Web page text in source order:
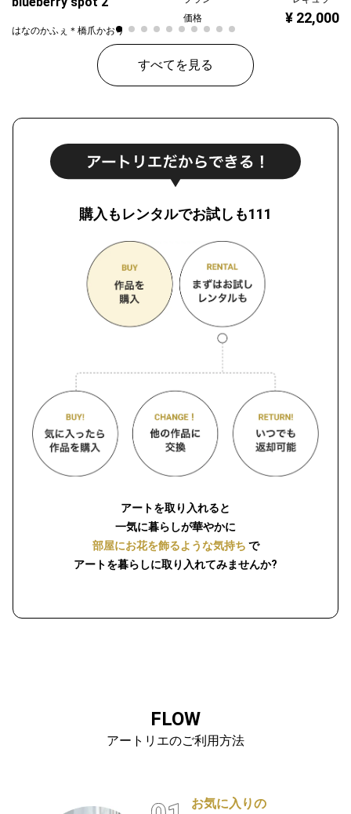
はなのかふぇ＊橋爪かおり
¥ 30,000
価格
¥ 22,000
すべてを見る
購入もレンタルでお試しも111
アートを取り入れると
一気に暮らしが華やかに
部屋にお花を飾るような気持ち で
アートを暮らしに取り入れてみませんか?
FLOW
アートリエのご利用方法
お気に入りの